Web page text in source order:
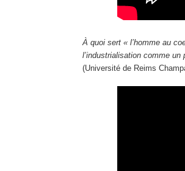
À quoi sert « l’homme au
l’industrialisation comme
(Université de Reims